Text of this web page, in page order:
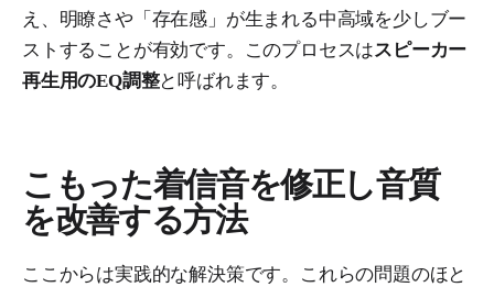
え、明瞭さや「存在感」が生まれる中高域を少しブー
ストすることが有効です。このプロセスはスピーカー
再生用のEQ調整と呼ばれます。
こもった着信音を修正し音質
を改善する方法
ここからは実践的な解決策です。これらの問題のほと